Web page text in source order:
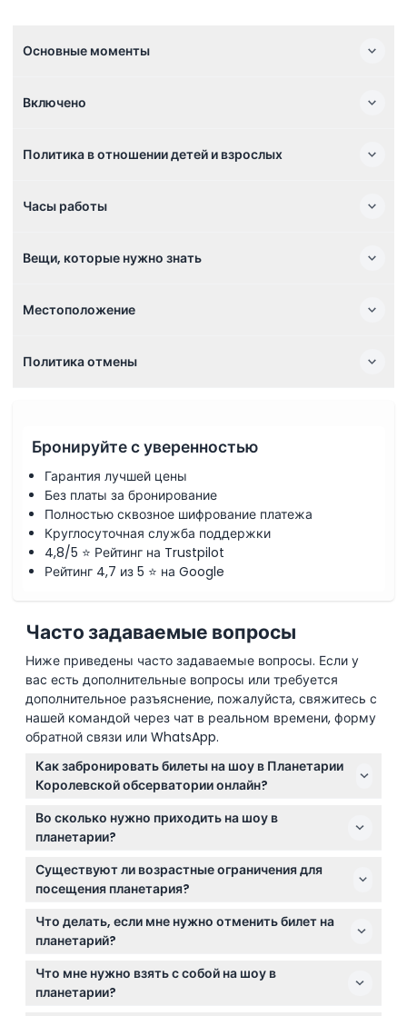
Основные моменты
Включено
Политика в отношении детей и взрослых
Часы работы
Вещи, которые нужно знать
Местоположение
Политика отмены
Бронируйте с уверенностью
Гарантия лучшей цены
Без платы за бронирование
Полностью сквозное шифрование платежа
Круглосуточная служба поддержки
4,8/5 ⭐ Рейтинг на Trustpilot
Рейтинг 4,7 из 5 ⭐ на Google
Часто задаваемые вопросы
Ниже приведены часто задаваемые вопросы. Если у
вас есть дополнительные вопросы или требуется
дополнительное разъяснение, пожалуйста, свяжитесь с
нашей командой через чат в реальном времени, форму
обратной связи или WhatsApp.
Как забронировать билеты на шоу в Планетарии
Королевской обсерватории онлайн?
Вы можете легко забронировать билеты онлайн
прямо на этом сайте, выбрав предпочитаемую дату
и проверив доступное время шоу в процессе
бронирования.
Во сколько нужно приходить на шоу в
планетарии?
Старайтесь приходить как минимум за 15 минут до
назначенного времени шоу, чтобы успеть занять
место, так как опоздавших не допускают.
Существуют ли возрастные ограничения для
посещения планетария?
Детям до 5 лет вход запрещён, кроме шоу
«Космические приключения Теда», которое
рекомендовано для детей 3-7 лет; кроме того,
детям до 16 лет необходимо сопровождение
взрослого.
Что делать, если мне нужно отменить билет на
планетарий?
Билеты на шоу в Планетарии Королевской
обсерватории не подлежат возврату и отмене,
поэтому выбирайте дату внимательно.
Что мне нужно взять с собой на шоу в
планетарии?